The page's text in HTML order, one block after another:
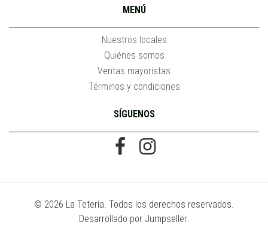
MENÚ
Nuestros locales
Quiénes somos
Ventas mayoristas
Términos y condiciones
SÍGUENOS
© 2026 La Tetería. Todos los derechos reservados.
Desarrollado por Jumpseller.